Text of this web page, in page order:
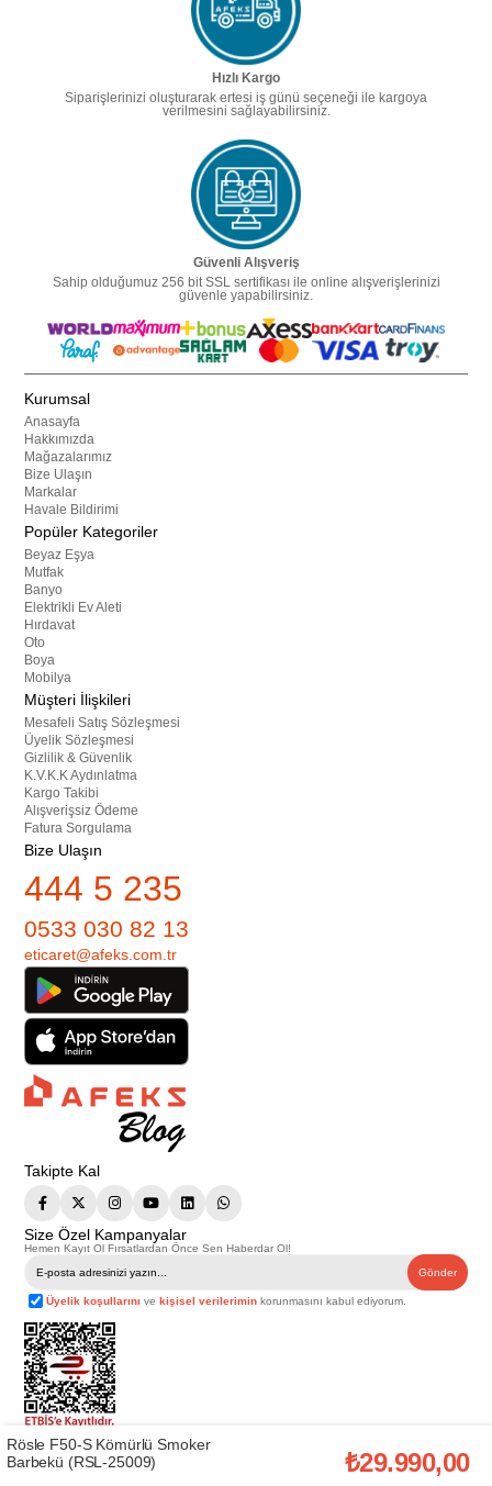
Hızlı Kargo
Siparişlerinizi oluşturarak ertesi iş günü seçeneği ile kargoya
verilmesini sağlayabilirsiniz.
Güvenli Alışveriş
Sahip olduğumuz 256 bit SSL sertifikası ile online alışverişlerinizi
güvenle yapabilirsiniz.
Kurumsal
Anasayfa
Hakkımızda
Mağazalarımız
Bize Ulaşın
Markalar
Havale Bildirimi
Popüler Kategoriler
Beyaz Eşya
Mutfak
Banyo
Elektrikli Ev Aleti
Hırdavat
Oto
Boya
Mobilya
Müşteri İlişkileri
Mesafeli Satış Sözleşmesi
Üyelik Sözleşmesi
Gizlilik & Güvenlik
K.V.K.K Aydınlatma
Kargo Takibi
Alışverişsiz Ödeme
Fatura Sorgulama
Bize Ulaşın
444 5 235
0533 030 82 13
eticaret@afeks.com.tr
Takipte Kal
Size Özel Kampanyalar
Hemen Kayıt Ol Fırsatlardan Önce Sen Haberdar Ol!
Gönder
Üyelik koşullarını vekişisel verilerimin korunmasını kabul ediyorum.
Telif Hakkı © 2026Afeks Yapı Market
. Tüm hakları saklıdır.
Bu web sitesindeki tüm ürünler ticari amaçlıdır. Web sitemizde yer alan
görsel ve yazılı içerikler firmamıza ait olup, firmamızın yazılı izni alınmadan
Rösle F50-S Kömürlü Smoker
Barbekü (RSL-25009)
₺29.990,00